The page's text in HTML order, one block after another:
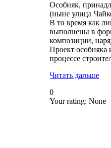
Особняк,
(ныне улица
В то время как
выполнены в
композиции,
Проект особняка
процессе
Читать дальше
0
Your rating: None